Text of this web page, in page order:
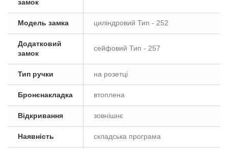
замок
Модель замка циліндровий Тип - 252
Додатковий
замок
сейфовий Тип - 257
Тип ручки на розетці
Бронєнакладка втоплена
Відкривання зовнішнє
Наявність складська програма